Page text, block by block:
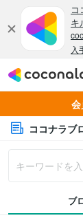
ココナラブ
ブ